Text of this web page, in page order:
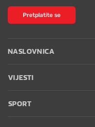
Pretplatite se
NASLOVNICA
VIJESTI
SPORT